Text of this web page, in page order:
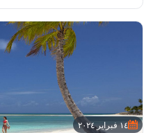
١٤ فبراير ٢٠٢٤